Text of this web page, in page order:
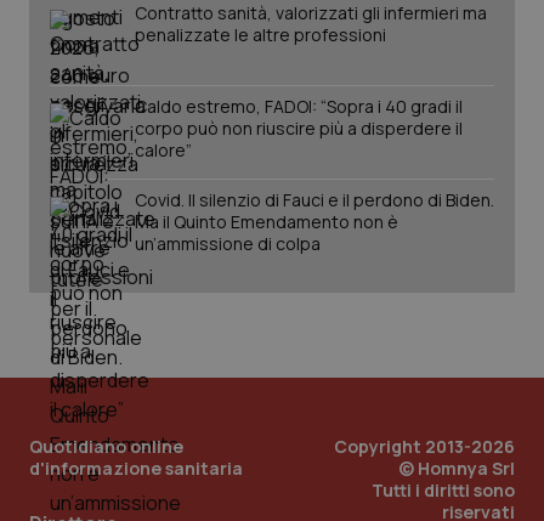
Contratto sanità, valorizzati gli infermieri ma
penalizzate le altre professioni
Caldo estremo, FADOI: “Sopra i 40 gradi il
corpo può non riuscire più a disperdere il
calore”
Covid. Il silenzio di Fauci e il perdono di Biden.
Ma il Quinto Emendamento non è
un’ammissione di colpa
Quotidiano online
d'informazione sanitaria
Copyright 2013-2026
© Homnya Srl
Tutti i diritti sono
riservati
PHPSESSID